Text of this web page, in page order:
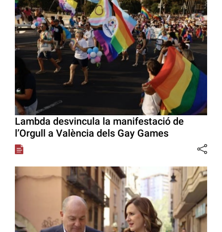
Lambda desvincula la manifestació de
l’Orgull a València dels Gay Games